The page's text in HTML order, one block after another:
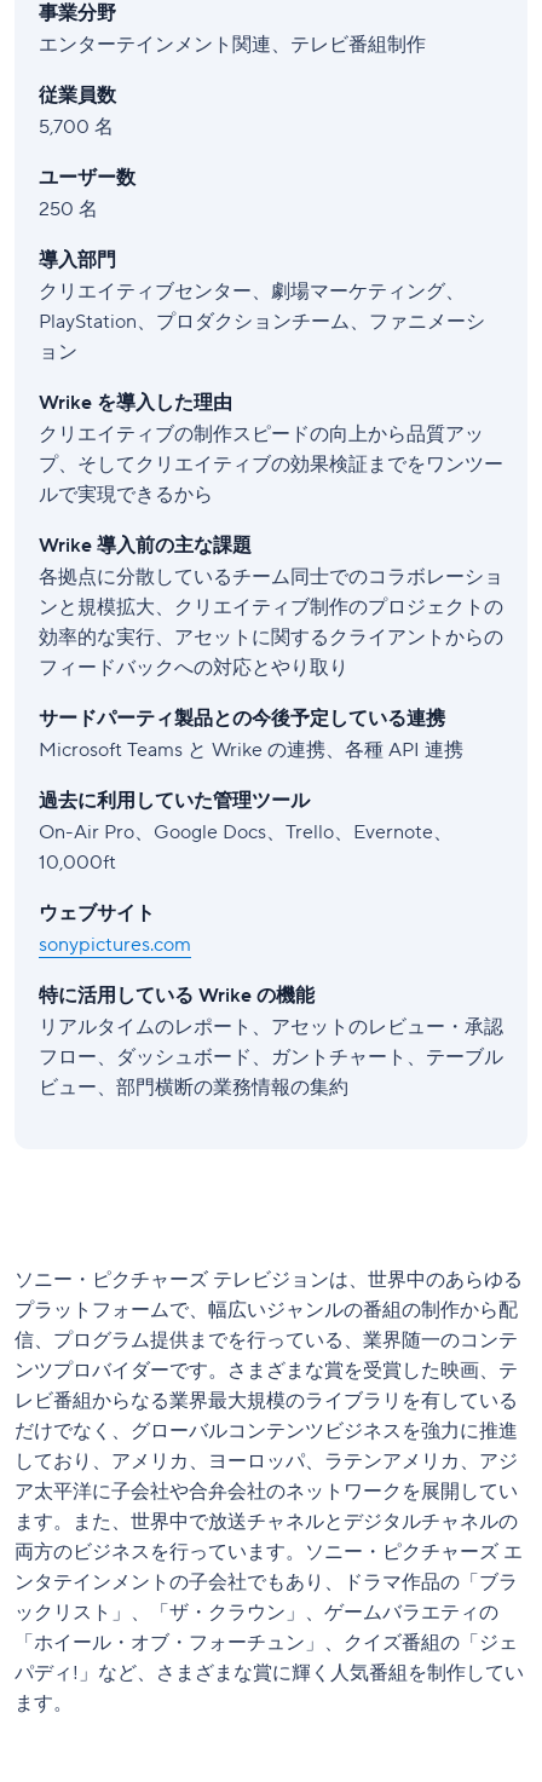
事業分野
エンターテインメント関連、テレビ番組制作
従業員数
5,700 名
ユーザー数
250 名
導入部門
クリエイティブセンター、劇場マーケティング、
PlayStation、プロダクションチーム、ファニメーシ
ョン
Wrike を導入した理由
クリエイティブの制作スピードの向上から品質アッ
プ、そしてクリエイティブの効果検証までをワンツー
ルで実現できるから
Wrike 導入前の主な課題
各拠点に分散しているチーム同士でのコラボレーショ
ンと規模拡大、クリエイティブ制作のプロジェクトの
効率的な実行、アセットに関するクライアントからの
フィードバックへの対応とやり取り
サードパーティ製品との今後予定している連携
Microsoft Teams と Wrike の連携、各種 API 連携
過去に利用していた管理ツール
On-Air Pro、Google Docs、Trello、Evernote、
10,000ft
ウェブサイト
sonypictures.com
特に活用している Wrike の機能
リアルタイムのレポート、アセットのレビュー・承認
フロー、ダッシュボード、ガントチャート、テーブル
ビュー、部門横断の業務情報の集約
ソニー・ピクチャーズ テレビジョンは、世界中のあらゆる
プラットフォームで、幅広いジャンルの番組の制作から配
信、プログラム提供までを行っている、業界随一のコンテ
ンツプロバイダーです。さまざまな賞を受賞した映画、テ
レビ番組からなる業界最大規模のライブラリを有している
だけでなく、グローバルコンテンツビジネスを強力に推進
しており、アメリカ、ヨーロッパ、ラテンアメリカ、アジ
ア太平洋に子会社や合弁会社のネットワークを展開してい
ます。また、世界中で放送チャネルとデジタルチャネルの
両方のビジネスを行っています。ソニー・ピクチャーズ エ
ンタテインメントの子会社でもあり、ドラマ作品の「ブラ
ックリスト」、「ザ・クラウン」、ゲームバラエティの
「ホイール・オブ・フォーチュン」、クイズ番組の「ジェ
パディ!」など、さまざまな賞に輝く人気番組を制作してい
ます。